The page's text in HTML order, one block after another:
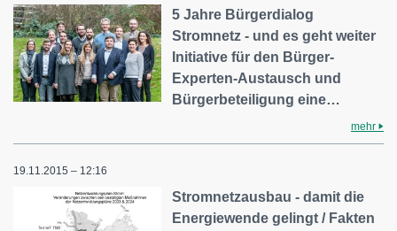
5 Jahre Bürgerdialog
Stromnetz - und es geht weiter
Initiative für den Bürger-
Experten-Austausch und
Bürgerbeteiligung eine…
mehr
19.11.2015 – 12:16
Stromnetzausbau - damit die
Energiewende gelingt / Fakten